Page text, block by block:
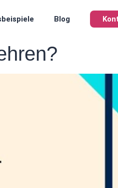
Blog